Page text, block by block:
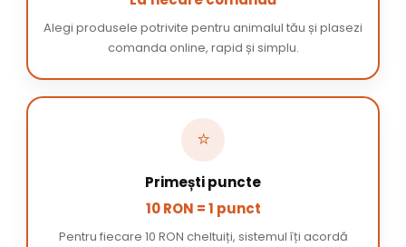
Alegi produsele potrivite pentru animalul tău și plasezi
comanda online, rapid și simplu.
⭐
Primești puncte
10 RON = 1 punct
Pentru fiecare 10 RON cheltuiți, sistemul îți acordă